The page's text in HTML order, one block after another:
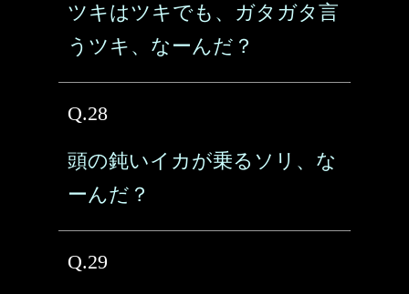
ツキはツキでも、ガタガタ言
うツキ、なーんだ？
Q.28
頭の鈍いイカが乗るソリ、な
ーんだ？
Q.29